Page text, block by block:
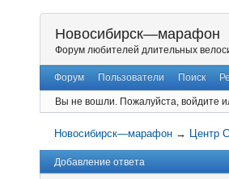
Новосибирск—марафон
Форум любителей длительных
Форум Пользователи Поиск
Вы не вошли. Пожалуйста, войдите
Новосибирск—марафон → Центр
Добавление ответа